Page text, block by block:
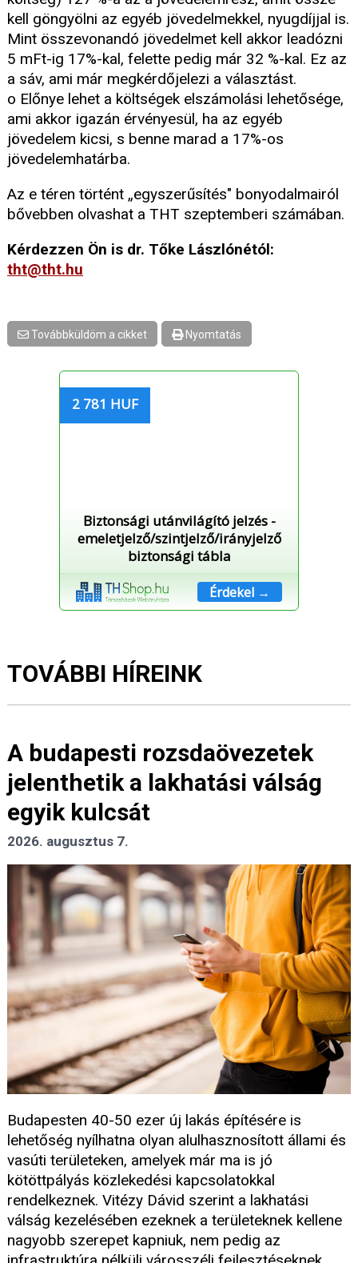
kell göngyölni az egyéb jövedelmekkel, nyugdíjjal is.
Mint összevonandó jövedelmet kell akkor leadózni
5 mFt-ig 17%-kal, felette pedig már 32 %-kal. Ez az
a sáv, ami már megkérdőjelezi a választást.
o Előnye lehet a költségek elszámolási lehetősége,
ami akkor igazán érvényesül, ha az egyéb
jövedelem kicsi, s benne marad a 17%-os
jövedelemhatárba.
Az e téren történt „egyszerűsítés" bonyodalmairól
bővebben olvashat a THT szeptemberi számában.
Kérdezzen Ön is dr. Tőke Lászlónétól:
tht@tht.hu
Továbbküldöm a cikket Nyomtatás
2 781 HUF
Biztonsági utánvilágító jelzés -
emeletjelző/szintjelző/irányjelző
biztonsági tábla
Érdekel →
TOVÁBBI HÍREINK
A budapesti rozsdaövezetek
jelenthetik a lakhatási válság
egyik kulcsát
2026. augusztus 7.
Budapesten 40-50 ezer új lakás építésére is
lehetőség nyílhatna olyan alulhasznosított állami és
vasúti területeken, amelyek már ma is jó
kötöttpályás közlekedési kapcsolatokkal
rendelkeznek. Vitézy Dávid szerint a lakhatási
válság kezelésében ezeknek a területeknek kellene
nagyobb szerepet kapniuk, nem pedig az